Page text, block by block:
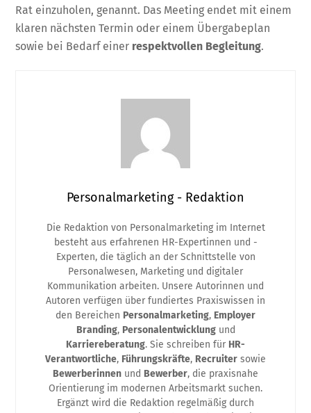
Rat einzuholen, genannt. Das Meeting endet mit einem
klaren nächsten Termin oder einem Übergabeplan
sowie bei Bedarf einer respektvollen Begleitung.
Personalmarketing - Redaktion
Die Redaktion von Personalmarketing im Internet
besteht aus erfahrenen HR-Expertinnen und -
Experten, die täglich an der Schnittstelle von
Personalwesen, Marketing und digitaler
Kommunikation arbeiten. Unsere Autorinnen und
Autoren verfügen über fundiertes Praxiswissen in
den Bereichen Personalmarketing, Employer
Branding, Personalentwicklungund
Karriereberatung. Sie schreiben für HR-
Verantwortliche, Führungskräfte, Recruiter sowie
Bewerberinnen und Bewerber, die praxisnahe
Orientierung im modernen Arbeitsmarkt suchen.
Ergänzt wird die Redaktion regelmäßig durch